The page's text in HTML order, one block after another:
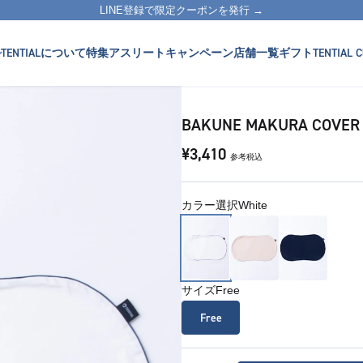
LINE登録で限定クーポンを発行 →
TENTIALについて特集アスリートキャンペーン店舗一覧ギフトTENTIAL
BAKUNE MAKURA COVER
¥3,410 参考税込
カラー選択White
サイズFree
Free